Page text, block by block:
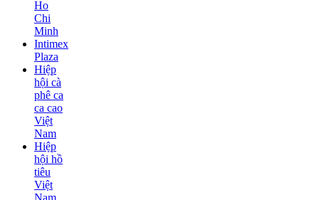
Ho
Chi
Minh
Intimex
Plaza
Hiệp
hội cà
phê ca
ca cao
Việt
Nam
Hiệp
hội hồ
tiêu
Việt
Nam